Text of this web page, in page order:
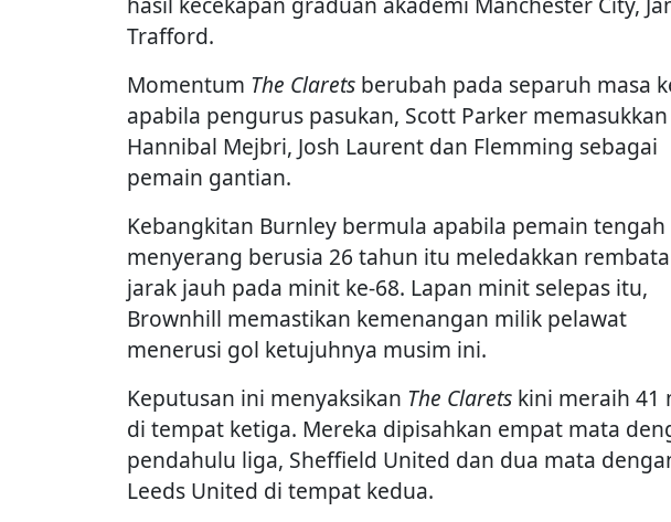
Trafford.
Momentum The Clarets berubah pada separuh masa
apabila pengurus pasukan, Scott Parker memasukkan
Hannibal Mejbri, Josh Laurent dan Flemming sebagai
pemain gantian.
Kebangkitan Burnley bermula apabila pemain tengah
menyerang berusia 26 tahun itu meledakkan
jarak jauh pada minit ke-68. Lapan minit selepas itu,
Brownhill memastikan kemenangan milik pelawat
menerusi gol ketujuhnya musim ini.
Keputusan ini menyaksikan The Clarets kini meraih 41
di tempat ketiga. Mereka dipisahkan empat mata
pendahulu liga, Sheffield United dan dua mata
Leeds United di tempat kedua.